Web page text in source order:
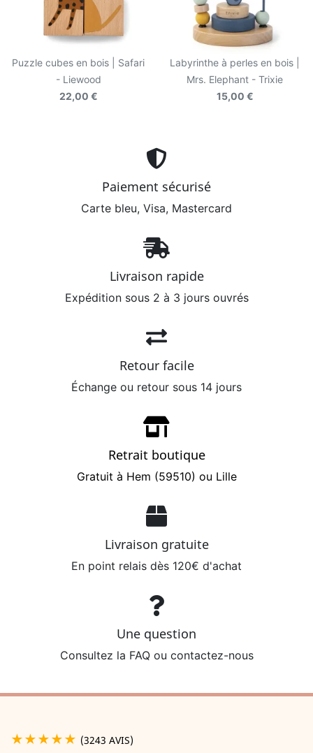
Puzzle cubes en bois | Safari
- Liewood
22,00 €
Labyrinthe à perles en bois |
Mrs. Elephant - Trixie
15,00 €
Paiement sécurisé
Carte bleu, Visa, Mastercard
Livraison rapide
Expédition sous 2 à 3 jours ouvrés
Retour facile
Échange ou retour sous 14 jours
Retrait boutique
Gratuit à Hem (59510) ou Lille
Livraison gratuite
En point relais dès 120€ d'achat
Une question
Consultez la FAQ ou contactez-nous
★★★★★ (3243 AVIS)